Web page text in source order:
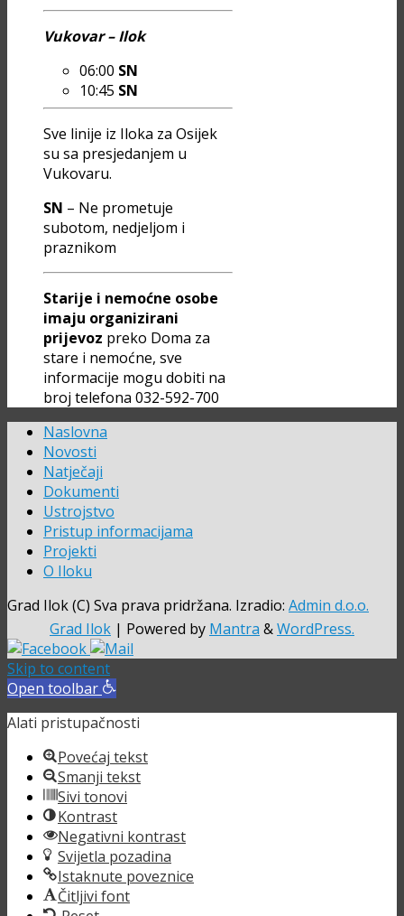
Vukovar – Ilok
06:00 SN
10:45 SN
Sve linije iz Iloka za Osijek
su sa presjedanjem u
Vukovaru.
SN – Ne prometuje
subotom, nedjeljom i
praznikom
Starije i nemoćne osobe
imaju organizirani
prijevoz preko Doma za
stare i nemoćne, sve
informacije mogu dobiti na
broj telefona 032-592-700
Naslovna
Novosti
Natječaji
Dokumenti
Ustrojstvo
Pristup informacijama
Projekti
O Iloku
Grad Ilok (C) Sva prava pridržana. Izradio: Admin d.o.o.
Grad Ilok | Powered by Mantra &WordPress.
Skip to content
Open toolbar
Alati pristupačnosti
Povećaj tekst
Smanji tekst
Sivi tonovi
Kontrast
Negativni kontrast
Svijetla pozadina
Istaknute poveznice
Čitljivi font